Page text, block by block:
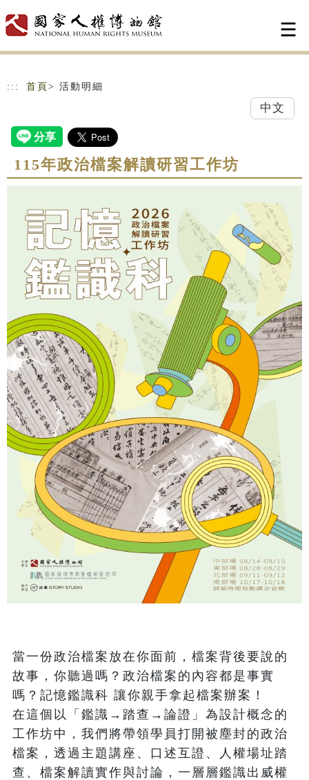
::: 首頁 > 活動明細
中文
115年政治檔案解讀研習工作坊
當一份政治檔案放在你面前，檔案背後要說的
故事，你聽過嗎？政治檔案的內容都是事實
嗎？記憶鑑識科 讓你親手拿起檔案辦案！
在這個以「鑑識→踏查→論證」為設計概念的
工作坊中，我們將帶領學員打開被塵封的政治
檔案，透過主題講座、口述互證、人權場址踏
查、檔案解讀實作與討論，一層層鑑識出威權